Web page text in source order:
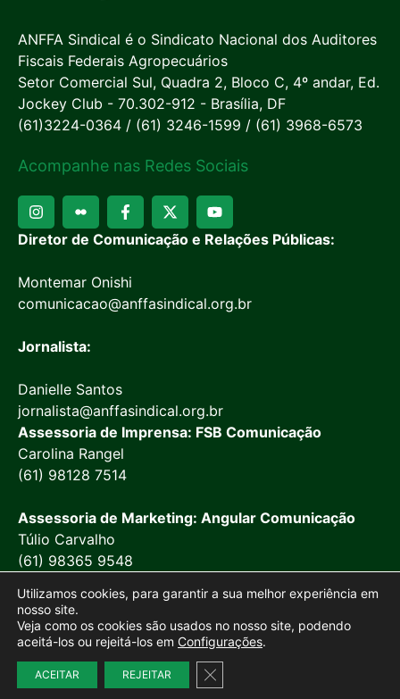
ANFFA Sindical é o Sindicato Nacional dos Auditores
Fiscais Federais Agropecuários
Setor Comercial Sul, Quadra 2, Bloco C, 4º andar, Ed.
Jockey Club - 70.302-912 - Brasília, DF
(61)3224-0364 / (61) 3246-1599 / (61) 3968-6573
Acompanhe nas Redes Sociais
Diretor de Comunicação e Relações Públicas:
Montemar Onishi
comunicacao@anffasindical.org.br
Jornalista:
Danielle Santos
jornalista@anffasindical.org.br
Assessoria de Imprensa: FSB Comunicação
Carolina Rangel
(61) 98128 7514
Assessoria de Marketing: Angular Comunicação
Túlio Carvalho
(61) 98365 9548
Site desenvolvido porMarketing Objetivo
Utilizamos cookies, para garantir a sua melhor experiência em
nosso site.
Veja como os cookies são usados no nosso site, podendo
aceitá-los ou rejeitá-los em Configurações.
ACEITAR REJEITAR Close GDPR Cookie Banner